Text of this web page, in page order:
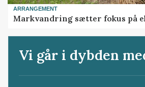
ARRANGEMENT
Markvandring sætter fokus på
Vi går i dybden